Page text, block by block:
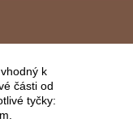
k
části od
tyčky: